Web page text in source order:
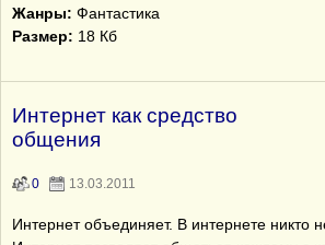
Жанры: Фантастика
Размер: 18 Кб
Интернет как средство
общения
0 13.03.2011
Интернет объединяет. В интернете никто